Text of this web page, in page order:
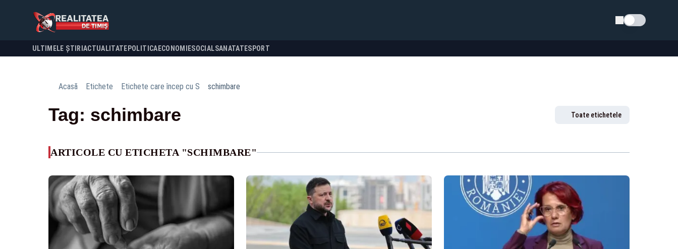
Schimba tema
ULTIMELE ȘTIRI ACTUALITATE POLITICA ECONOMIESOCIALSANATATESPORT
Acasă Etichete Etichete care încep cu S schimbare
Tag: schimbare Toate etichetele
ARTICOLE CU ETICHETA "SCHIMBARE"